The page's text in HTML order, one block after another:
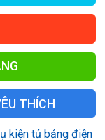
THÍCH
kiện tủ bảng điện